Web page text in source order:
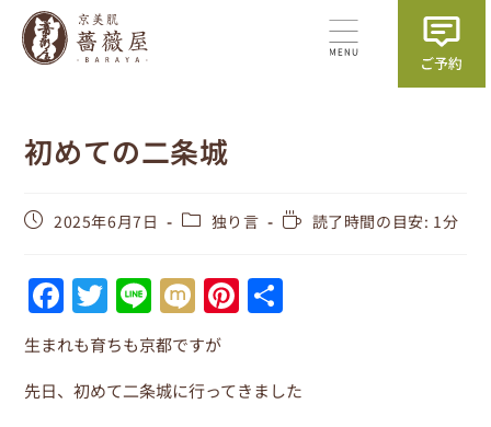
初めての二条城
2025年6月7日 独り言 読了時間の目安: 1分
F
a
c
e
T
w
itt
er
Li
n
e
M
ix
i
Pi
nt
e
生まれも育ちも京都ですが
先日、初めて二条城に行ってきました